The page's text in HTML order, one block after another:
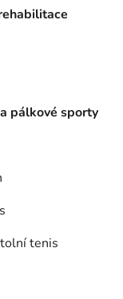
pálkové sporty
tenis